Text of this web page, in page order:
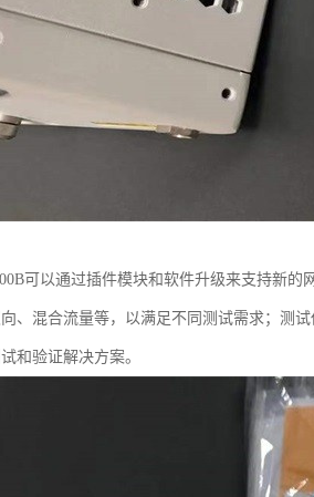
可以通过插件模块和软件升级来支持新
、混合流量等，以满足不同测试需求；测
和验证解决方案。